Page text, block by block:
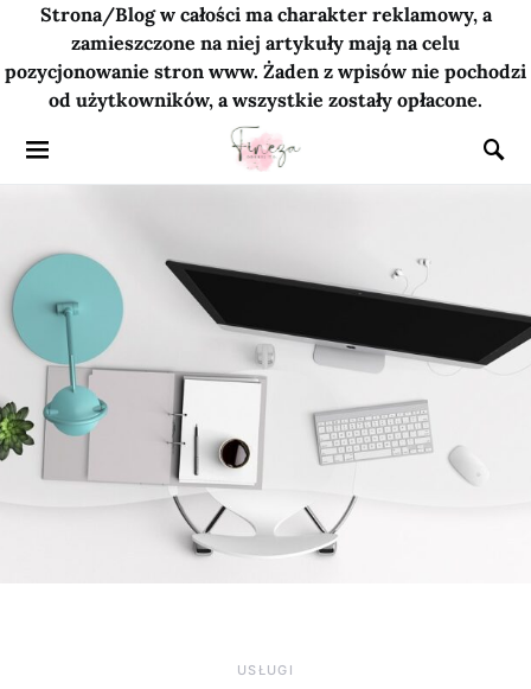
Strona/Blog w całości ma charakter reklamowy, a
zamieszczone na niej artykuły mają na celu
pozycjonowanie stron www. Żaden z wpisów nie pochodzi
od użytkowników, a wszystkie zostały opłacone.
USŁUGI